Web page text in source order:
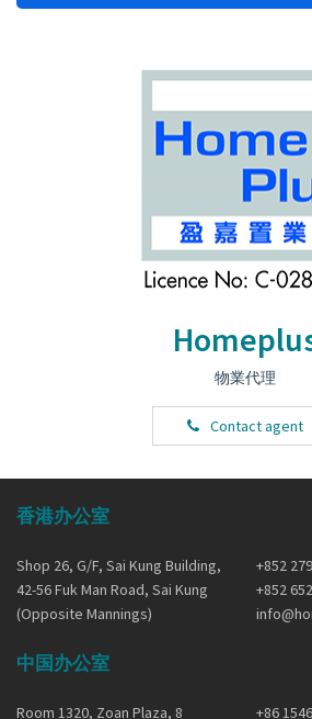
物業代理
Contact agent
香港办公室
Shop 26, G/F, Sai Kung Building,
42-56 Fuk Man Road, Sai Kung
(Opposite Mannings)
+852
+852
中国办公室
Room 1320, Zoan Plaza, 8 +86